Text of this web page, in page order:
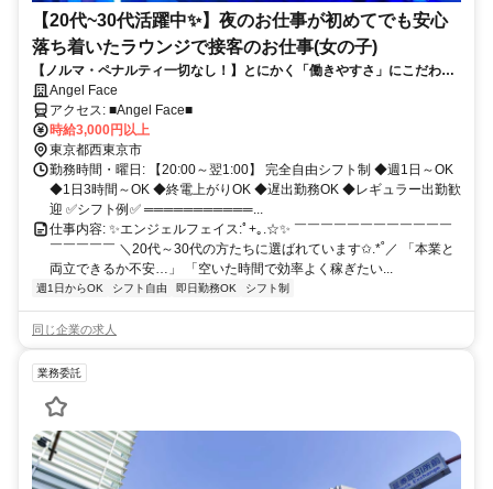
【20代~30代活躍中✨】夜のお仕事が初めてでも安心
落ち着いたラウンジで接客のお仕事(女の子)
【ノルマ・ペナルティ一切なし！】とにかく「働きやすさ」にこだわっ
てます♪未経験でも全力サポートするのでまずはお気軽にご応募くださ
い！
Angel Face
アクセス: ■Angel Face■
時給3,000円以上
東京都西東京市
勤務時間・曜日: 【20:00～翌1:00】 完全自由シフト制 ◆週1日～OK
◆1日3時間～OK ◆終電上がりOK ◆遅出勤務OK ◆レギュラー出勤歓
迎 ✅シフト例✅ ═══════════...
仕事内容: ✨エンジェルフェイス:ﾟ+｡.☆✨ ￣￣￣￣￣￣￣￣￣￣￣￣
￣￣￣￣￣ ＼20代～30代の方たちに選ばれています✩.*˚／ 「本業と
両立できるか不安…」 「空いた時間で効率よく稼ぎたい...
週1日からOK シフト自由 即日勤務OK シフト制
同じ企業の求人
業務委託